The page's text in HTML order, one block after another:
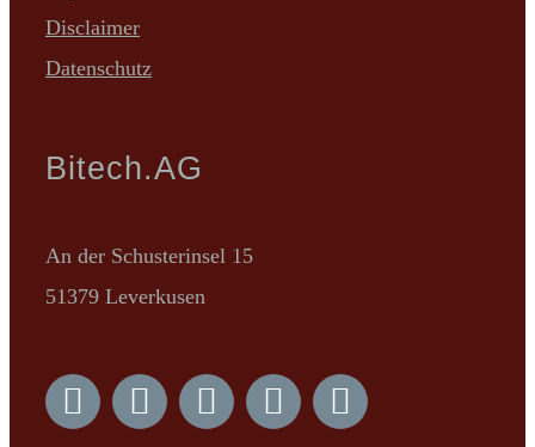
Disclaimer
Datenschutz
Bitech.AG
An der Schusterinsel 15
51379 Leverkusen